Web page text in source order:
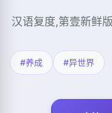
汉语复度,第壹新鲜
#养成 #异世界